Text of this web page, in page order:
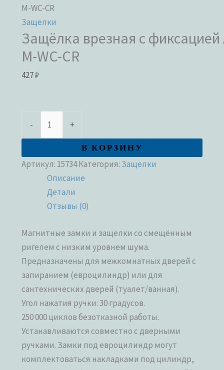
M-WC-CR
Защелки
Защёлка врезная с фиксацией
M-WC-CR
427₽
- +
В КОРЗИНУ
Артикул: 15734Категория: Защелки
Описание
Детали
Отзывы (0)
Магнитные замки и защелки со смещённым
ригелем с низким уровнем шума.
Предназначены для межкомнатных дверей с
запиранием (евроцилиндр) или для
сантехнических дверей (туалет/ванная).
Угол нажатия ручки: 30 градусов.
250 000 циклов безотказной работы.
Устанавливаются совместно с дверными
ручками. Замки под евроцилиндр могут
комплектоваться накладками под цилиндр,